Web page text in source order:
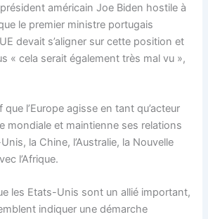
américain Joe Biden hostile à
le premier ministre portugais
devait s’aligner sur cette position et
« cela serait également très mal vu »,
l’Europe agisse en tant qu’acteur
mondiale et maintienne ses relations
la Chine, l’Australie, la Nouvelle
l’Afrique.
les Etats-Unis sont un allié important,
indiquer une démarche